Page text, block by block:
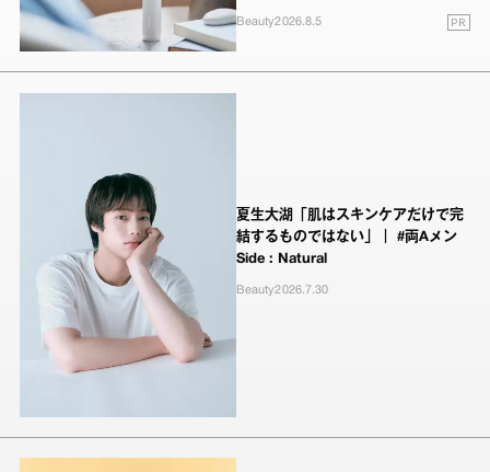
Beauty2026.8.5 PR
夏生大湖「肌はスキンケアだけで完
結するものではない」｜ #両Aメン
Side : Natural
Beauty2026.7.30